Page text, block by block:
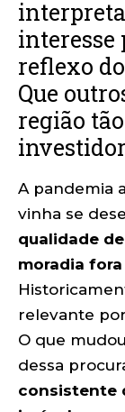
interesse
reflexo
Que
região
A pandemia
vinha se
qualidade
moradia
relevante
O que
dessa
consistente